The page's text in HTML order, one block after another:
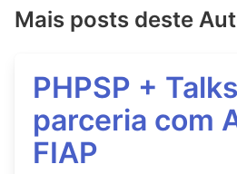
Mais posts deste
PHPSP +
parceria com
FIAP